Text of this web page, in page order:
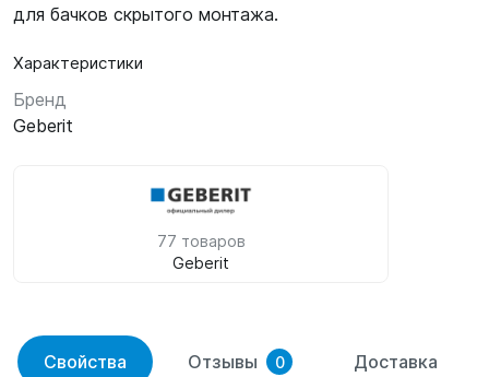
для бачков скрытого монтажа.
Характеристики
Бренд
Geberit
77 товаров
Geberit
Свойства Отзывы 0 Доставка